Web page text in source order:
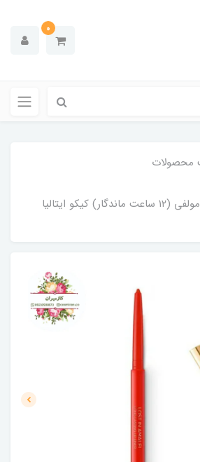
0
محصولات
خط لب لاست این امولفی (۱۲ ساعت ماندگار) کیکو ایتالیا